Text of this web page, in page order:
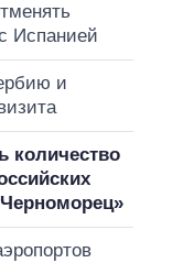
Испанией
и
количество